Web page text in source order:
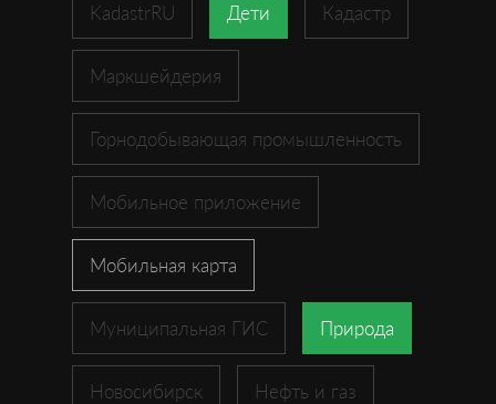
KadastrRU Дети Кадастр
Маркшейдерия
Горнодобывающая промышленность
Мобильное приложение
Мобильная карта
Муниципальная ГИС Природа
Новосибирск Нефть и газ